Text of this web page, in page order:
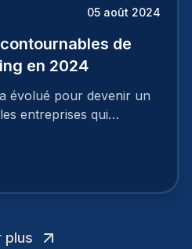
05 août 2024
de
en 2024
évolué pour devenir un
entreprises qui
plus